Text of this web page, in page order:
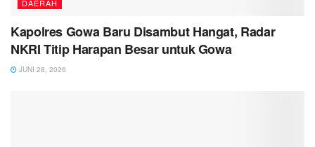
DAERAH
Kapolres Gowa Baru Disambut Hangat, Radar
NKRI Titip Harapan Besar untuk Gowa
JUNI 28, 2026